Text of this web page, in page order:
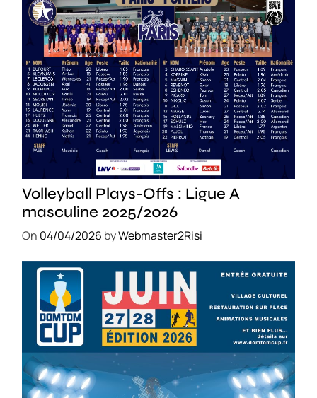
Volleyball Plays-Offs : Ligue A
masculine 2025/2026
On 04/04/2026 byWebmaster2Risi